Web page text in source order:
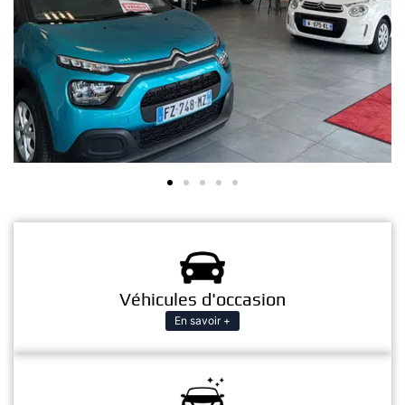
Véhicules d'occasion
En savoir +